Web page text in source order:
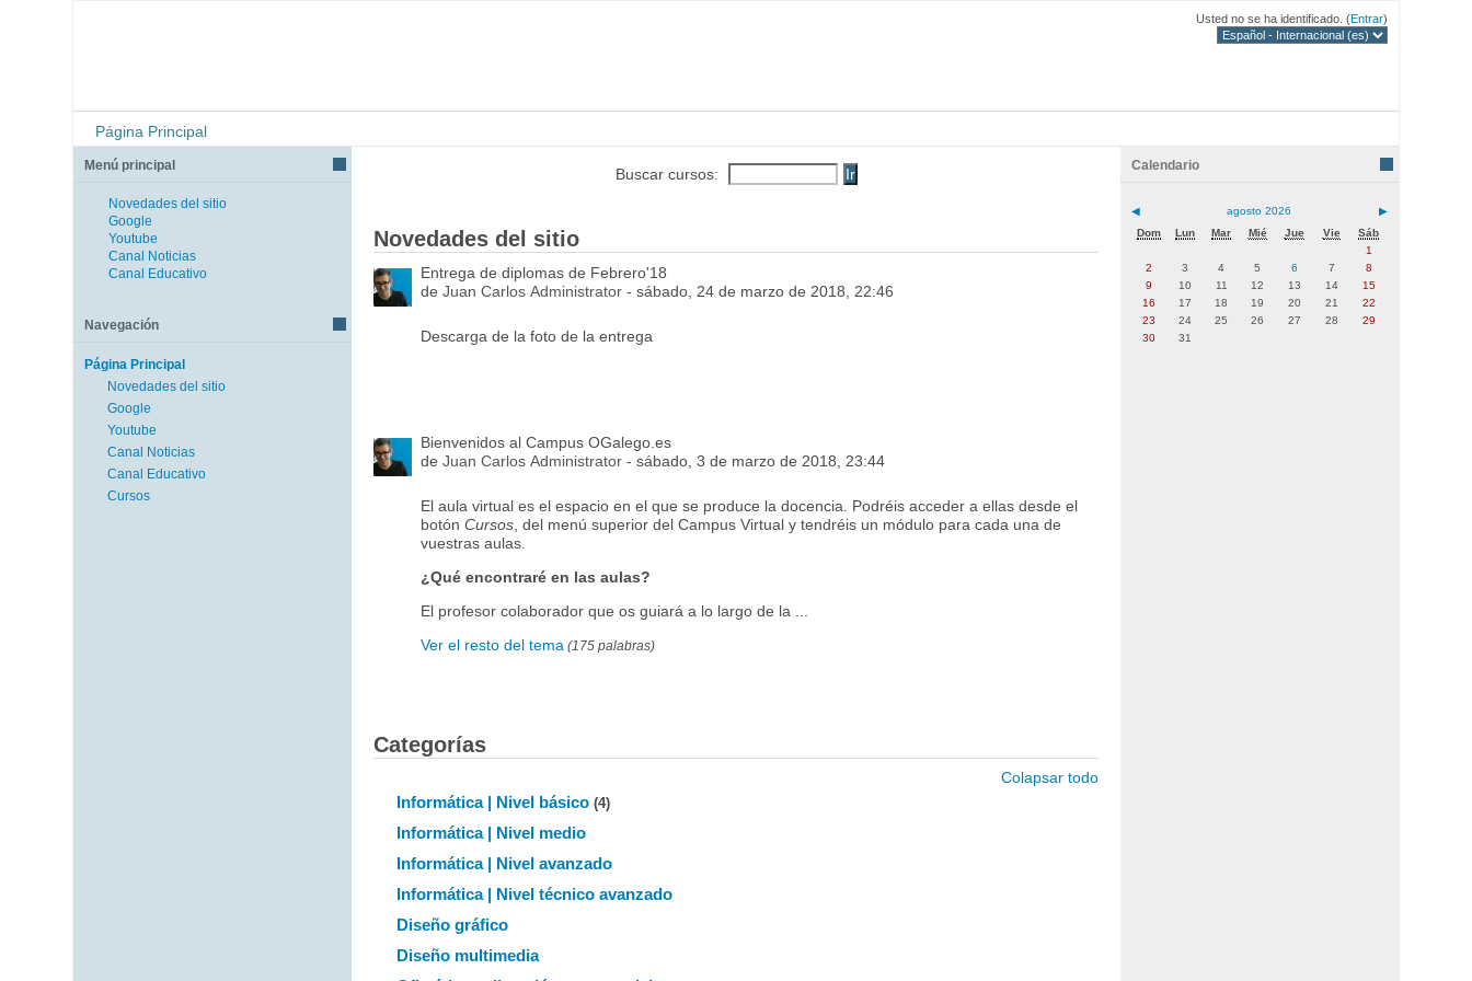
Usted no se ha identificado. (Entrar)
Página Principal
Buscar cursos:
Novedades del sitio
Entrega de diplomas de Febrero'18
deJuan Carlos Administrator - sábado, 24 de marzo de 2018, 22:46
Descarga de la foto de la entrega
Bienvenidos al Campus OGalego.es
deJuan Carlos Administrator - sábado, 3 de marzo de 2018, 23:44
El aula virtual es el espacio en el que se produce la docencia. Podréis acceder a ellas desde el
botónCursos , del menú superior del Campus Virtual y tendréis un módulo para cada una de
vuestras aulas.
¿Qué encontraré en las aulas?
El profesor colaborador que os guiará a lo largo de la ...
Ver el resto del tema (175 palabras)
Categorías
Colapsar todo
Informática | Nivel básico (4)
Informática | Nivel medio
Informática | Nivel avanzado
Informática | Nivel técnico avanzado
Diseño gráfico
Diseño multimedia
Menú principal
Novedades del sitio
Google
Youtube
Canal Noticias
Canal Educativo
Navegación
Página Principal
Novedades del sitio
Google
Youtube
Canal Noticias
Canal Educativo
Cursos
Calendario
◀ agosto 2026
▶
Dom
Lun Mar Mié Jue Vie
Sáb
1
2
3 4 5 6 7
8
9
10 11 12 13 14
15
16
17 18 19 20 21
22
23
24 25 26 27 28
29
30
31